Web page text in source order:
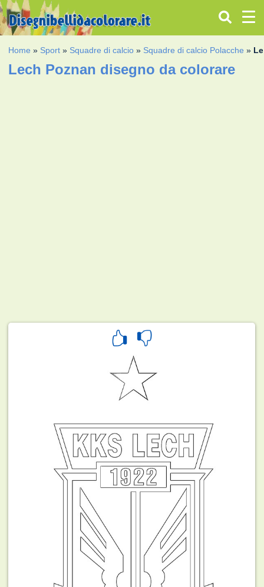
Home » Sport » Squadre di calcio » Squadre di calcio Polacche »
Lech Poznan disegno da colorare